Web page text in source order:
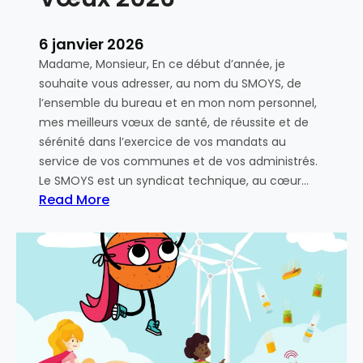
t
e
c
h
n
i
q
u
e
o
p
é
r
a
t
6 janvier 2026
Madame, Monsieur, En ce début d’année, je
souhaite vous adresser, au nom du SMOYS, de
l’ensemble du bureau et en mon nom personnel,
mes meilleurs vœux de santé, de réussite et de
sérénité dans l’exercice de vos mandats au
service de vos communes et de vos administrés.
Le SMOYS est un syndicat technique, au cœur…
Read More
V
œ
u
x
2
0